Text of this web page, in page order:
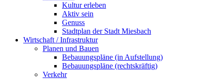
Kultur erleben
Aktiv sein
Genuss
Stadtplan der Stadt Miesbach
Wirtschaft / Infrastruktur
Planen und Bauen
Bebauungspläne (in Aufstellung)
Bebauungspläne (rechtskräftig)
Verkehr